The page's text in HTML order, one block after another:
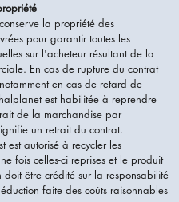
la propriété des
pour garantir toutes les
sur l'acheteur résultant de la
En cas de rupture du contrat
en cas de retard de
est habilitée à reprendre
de la marchandise par
un retrait du contrat.
est autorisé à recycler les
fois celles-ci reprises et le produit
doit être crédité sur la responsabilité
faite des coûts raisonnables